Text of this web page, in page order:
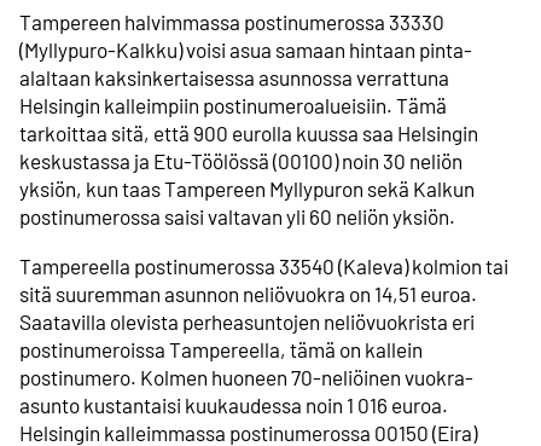
Tampereen halvimmassa postinumerossa 33330
(Myllypuro-Kalkku) voisi asua samaan hintaan pinta-
alaltaan kaksinkertaisessa asunnossa verrattuna
Helsingin kalleimpiin postinumeroalueisiin. Tämä
tarkoittaa sitä, että 900 eurolla kuussa saa Helsingin
keskustassa ja Etu-Töölössä (00100) noin 30 neliön
yksiön, kun taas Tampereen Myllypuron sekä Kalkun
postinumerossa saisi valtavan yli 60 neliön yksiön.
Tampereella postinumerossa 33540 (Kaleva) kolmion tai
sitä suuremman asunnon neliövuokra on 14,51 euroa.
Saatavilla olevista perheasuntojen neliövuokrista eri
postinumeroissa Tampereella, tämä on kallein
postinumero. Kolmen huoneen 70-neliöinen vuokra-
asunto kustantaisi kuukaudessa noin 1 016 euroa.
Helsingin kalleimmassa postinumerossa 00150 (Eira)